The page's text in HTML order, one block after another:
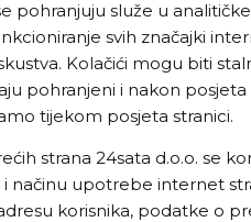
pohranjuju služe u
svih značajki
Kolačići mogu biti
pohranjeni i nakon
tijekom posjeta stranici.
strana 24sata d.o.o. se
i načinu upotrebe internet
korisnika, podatke o